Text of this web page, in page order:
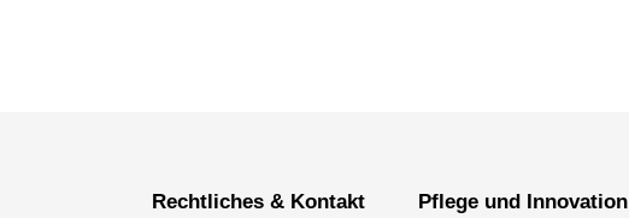
Rechtliches & Kontakt Pflege und Innovation